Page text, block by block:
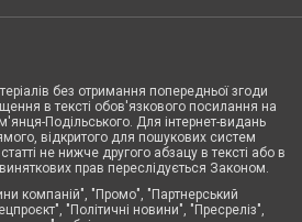
без отримання попередньої згоди
в тексті обов'язкового посилання на
Подільського. Для інтернет-видань
відкритого для пошукових систем
не нижче другого абзацу в тексті або в
прав переслідується Законом.
компаній", "Промо", "Партнерський
"Політичні новини", "Пресреліз",